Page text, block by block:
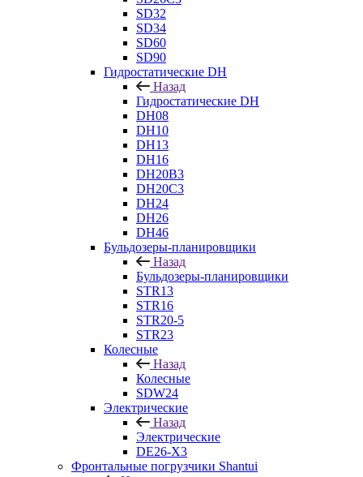
SD32
SD34
SD60
SD90
Гидростатические DH
Назад
Гидростатические DH
DH08
DH10
DH13
DH16
DH20B3
DH20C3
DH24
DH26
DH46
Бульдозеры-планировщики
Назад
Бульдозеры-планировщики
STR13
STR16
STR20-5
STR23
Колесные
Назад
Колесные
SDW24
Электрические
Назад
Электрические
DE26-X3
Фронтальные погрузчики Shantui